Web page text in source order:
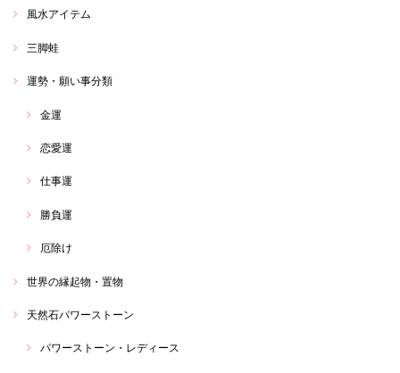
風水アイテム
三脚蛙
運勢・願い事分類
金運
恋愛運
仕事運
勝負運
厄除け
世界の縁起物・置物
天然石パワーストーン
パワーストーン・レディース